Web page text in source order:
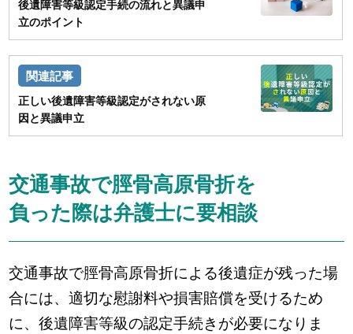
後遺障害等級認定手続の流れと異議申
立のポイント
正しい後遺障害等級認定がされない原
因と異議申立
交通事故で脛骨高原骨折を
負った際は弁護士に要相談
交通事故で脛骨高原骨折による後遺症が残った場
合には、適切な慰謝料や損害賠償を受けるため
に、後遺障害等級の認定手続きが必要になりま